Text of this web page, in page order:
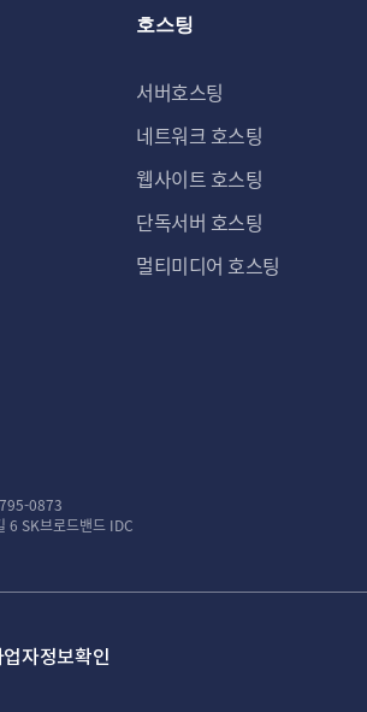
호스팅
서버호스팅
네트워크 호스팅
웹사이트 호스팅
단독서버 호스팅
멀티미디어 호스팅
0873
6 SK브로드밴드 IDC
업자정보확인